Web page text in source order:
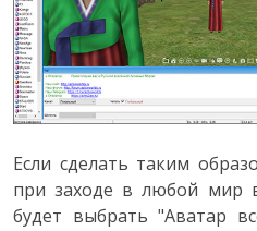
Если сделать таким
при заходе в любой мир
будет выбрать "Аватар